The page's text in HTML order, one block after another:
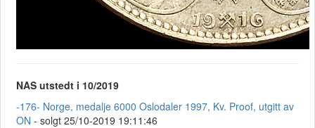
NAS utstedt i 10/2019
-176- Norge, medalje 6000 Oslodaler 1997, Kv. Proof, utgitt av
ON - solgt 25/10-2019 19:11:46